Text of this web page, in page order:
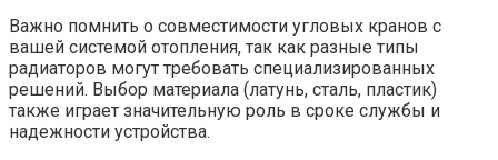
Важно помнить о совместимости угловых кранов с
вашей системой отопления, так как разные типы
радиаторов могут требовать специализированных
решений. Выбор материала (латунь, сталь, пластик)
также играет значительную роль в сроке службы и
надежности устройства.